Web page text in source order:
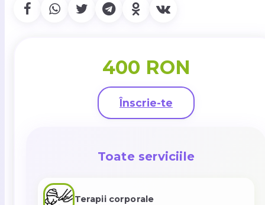
400 RON
Înscrie-te
Toate serviciile
Terapii corporale